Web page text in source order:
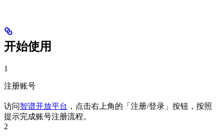
开始使用
1
注册账号
访问智谱开放平台 ，点击右上角的「注册/登录」按钮，按照
提示完成账号注册流程。
2